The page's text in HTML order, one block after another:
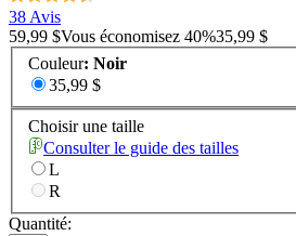
38 Avis
59,99 $Vous économisez 40%35,99 $
Couleur: Noir
35,99 $
Choisir une taille
Consulter le guide des tailles
L
R
Quantité: